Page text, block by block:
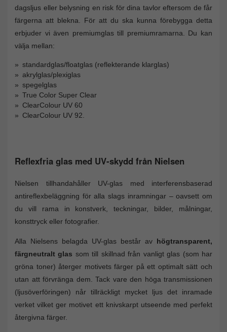
dagsljus eller belysning en risk för dina tavlor eftersom de får
färgerna att blekna. För att du ska kunna förebygga detta
erbjuder vi även premiumglas till premiumramarna. Du kan
välja mellan:
standardglas/floatglas (reflekterande klarglas)
akrylglas/plexiglas
spegelglas
True Color Super Clear
ClearColour UV 60
ClearColour UV 92.
Reflexfria glas med UV-skydd från Nielsen
Nielsen tillhandahåller UV-glas med interferensbaserad
antireflexbeläggning för alla slags inramningar – oavsett om
du vill rama in konstverk, teckningar, bilder, målningar,
konsttryck eller fotografier.
Alla Nielsens belagda UV-glas består av högtransparent,
färgneutralt glas som till skillnad från vanligt glas (som har
gröna toner) återger motivets färger på ett optimalt sätt och
utan att förvränga dem. Tack vare den höga transmissionen
(ljusöverföringen) når tillräckligt mycket ljus det inramade
verket vilket ger motivet ett knivskarpt utseende med perfekt
återgivna färger.